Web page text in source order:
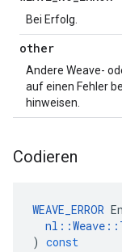
Bei Erfolg.
other
Andere Weave-
auf einen Fehler
hinweisen.
Codieren
WEAVE_ERROR
nl ::Weave ::
) const